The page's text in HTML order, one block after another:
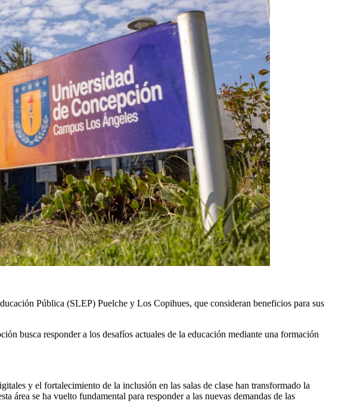
Pública (SLEP) Puelche y Los Copihues, que consideran beneficios para sus
busca responder a los desafíos actuales de la educación mediante una formación
y el fortalecimiento de la inclusión en las salas de clase han transformado la
área se ha vuelto fundamental para responder a las nuevas demandas de las